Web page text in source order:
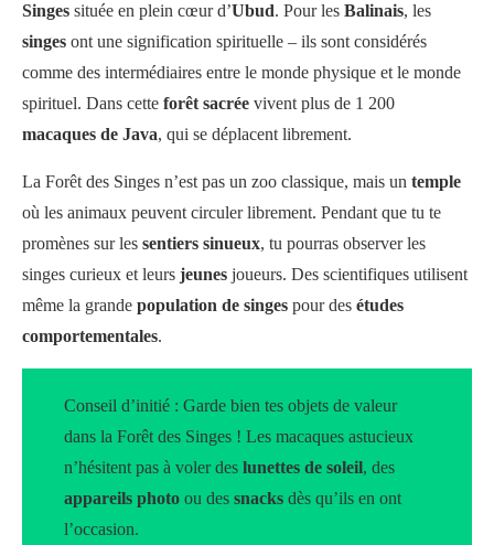
Singes située en plein cœur d’Ubud. Pour les Balinais, les
singes ont une signification spirituelle – ils sont considérés
comme des intermédiaires entre le monde physique et le monde
spirituel. Dans cette forêt sacrée vivent plus de 1 200
macaques de Java, qui se déplacent librement.
La Forêt des Singes n’est pas un zoo classique, mais un temple
où les animaux peuvent circuler librement. Pendant que tu te
promènes sur les sentiers sinueux, tu pourras observer les
singes curieux et leurs jeunes joueurs. Des scientifiques utilisent
même la grande population de singes pour des études
comportementales.
Conseil d’initié : Garde bien tes objets de valeur
dans la Forêt des Singes ! Les macaques astucieux
n’hésitent pas à voler des lunettes de soleil, des
appareils photo ou des snacks dès qu’ils en ont
l’occasion.